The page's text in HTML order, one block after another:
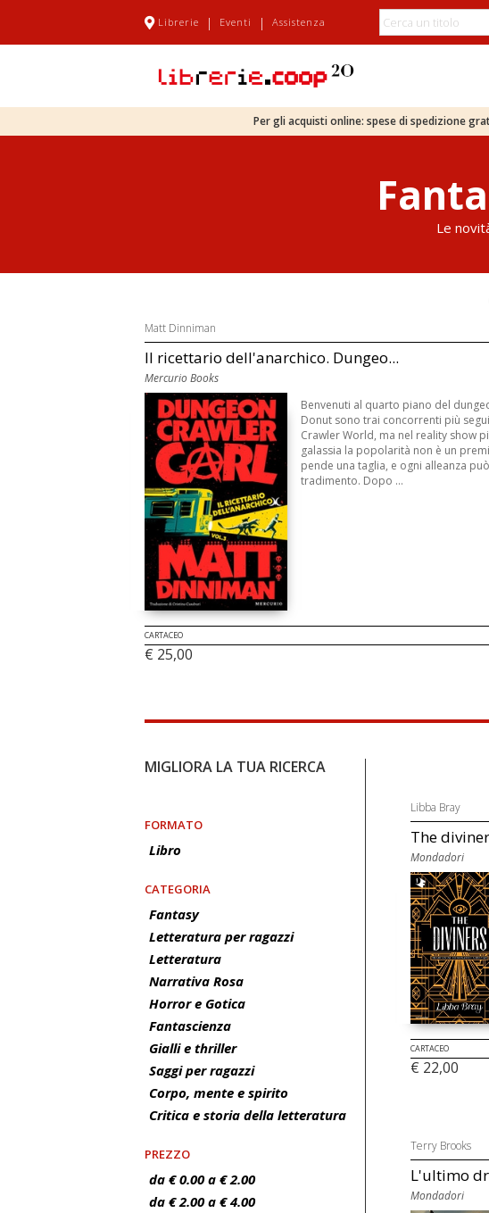
Librerie | Eventi | Assistenza
Per gli acquisti online: spese di spedizione
Le
Matt Dinniman
Il ricettario dell'anarchico. Dungeo...
Mercurio Books
Benvenuti al quarto piano del
Donut sono trai concorrenti più
Crawler World, ma nel reality show
galassia la popolarità non è un
pende una taglia, e ogni alleanza
tradimento. Dopo ...
CARTACEO
€ 25,00
MIGLIORA LA TUA RICERCA
FORMATO
Libro
CATEGORIA
Fantasy
Letteratura per ragazzi
Letteratura
Narrativa Rosa
Horror e Gotica
Fantascienza
Gialli e thriller
Saggi per ragazzi
Corpo, mente e spirito
Critica e storia della letteratura
PREZZO
da € 0.00 a € 2.00
da € 2.00 a € 4.00
Libba Bray
The
Mondadori
CARTACEO
€ 22,00
Terry Brooks
L'ultimo
Mondadori